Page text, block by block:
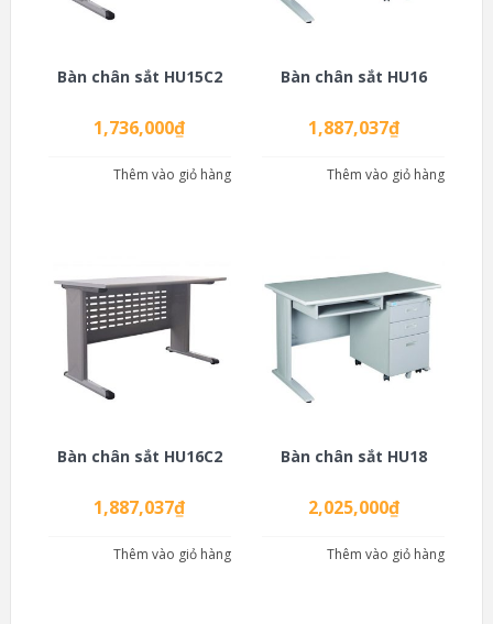
Bàn chân sắt HU15C2
1,736,000₫
Thêm vào giỏ hàng
Bàn chân sắt HU16
1,887,037₫
Thêm vào giỏ hàng
Bàn chân sắt HU16C2
1,887,037₫
Thêm vào giỏ hàng
Bàn chân sắt HU18
2,025,000₫
Thêm vào giỏ hàng